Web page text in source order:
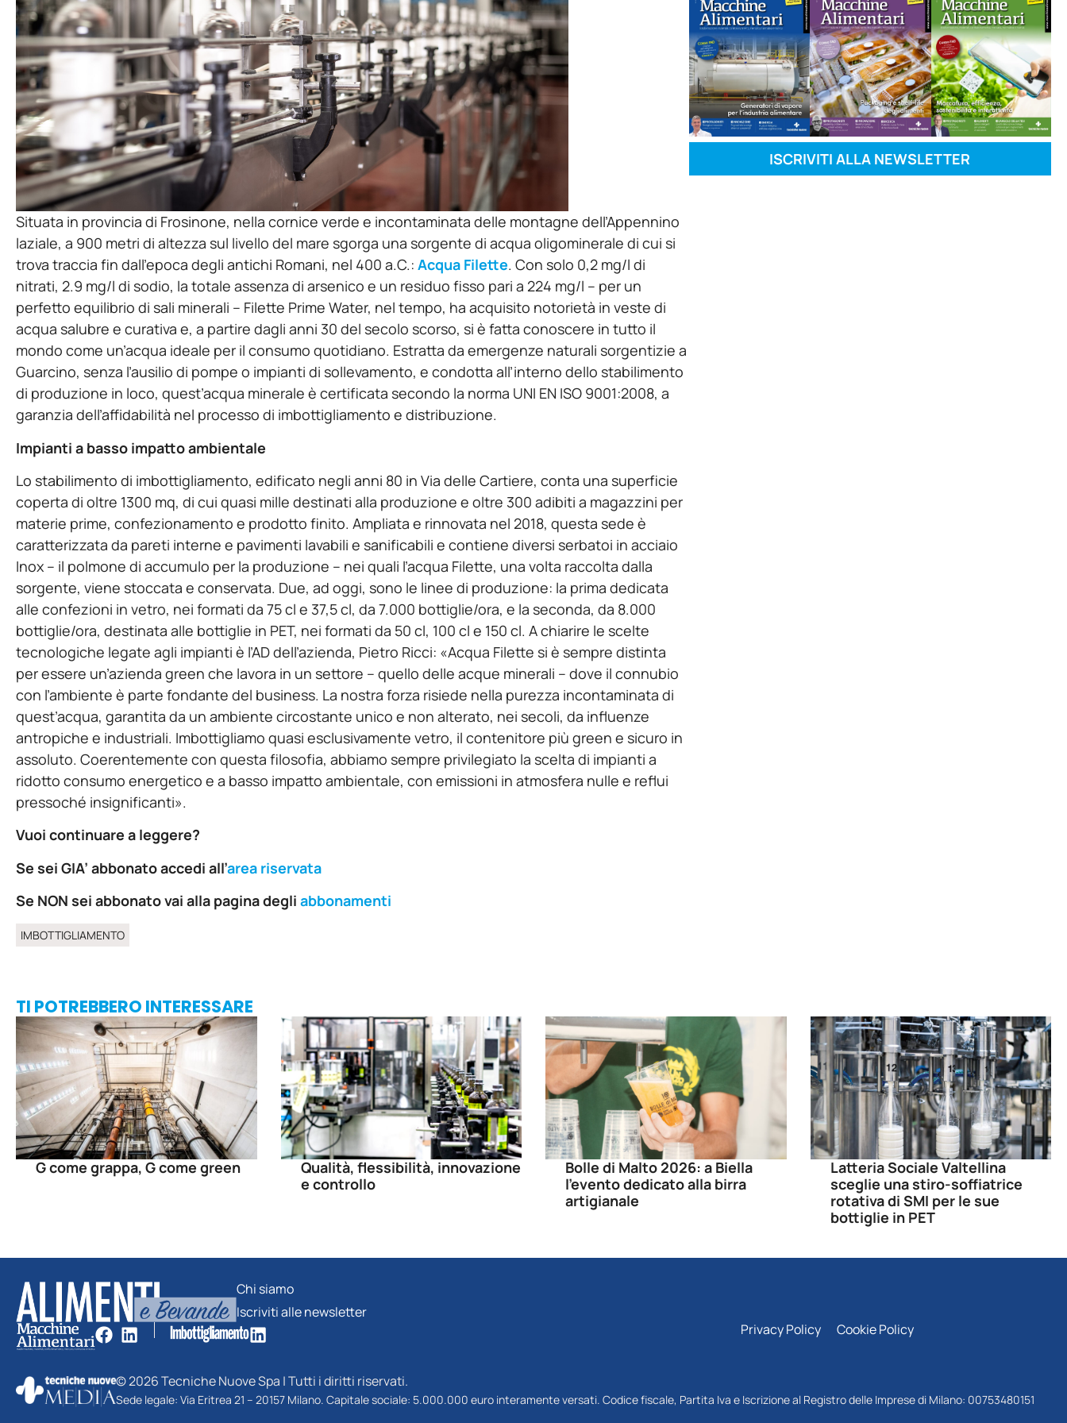
Situata in provincia di Frosinone, nella cornice verde e incontaminata delle montagne dell’Appennino
laziale, a 900 metri di altezza sul livello del mare sgorga una sorgente di acqua oligominerale di cui si
trova traccia fin dall’epoca degli antichi Romani, nel 400 a.C.: Acqua Filette. Con solo 0,2 mg/l di
nitrati, 2.9 mg/l di sodio, la totale assenza di arsenico e un residuo fisso pari a 224 mg/l – per un
perfetto equilibrio di sali minerali – Filette Prime Water, nel tempo, ha acquisito notorietà in veste di
acqua salubre e curativa e, a partire dagli anni 30 del secolo scorso, si è fatta conoscere in tutto il
mondo come un’acqua ideale per il consumo quotidiano. Estratta da emergenze naturali sorgentizie a
Guarcino, senza l’ausilio di pompe o impianti di sollevamento, e condotta all’interno dello stabilimento
di produzione in loco, quest’acqua minerale è certificata secondo la norma UNI EN ISO 9001:2008, a
garanzia dell’affidabilità nel processo di imbottigliamento e distribuzione.
Impianti a basso impatto ambientale
Lo stabilimento di imbottigliamento, edificato negli anni 80 in Via delle Cartiere, conta una superficie
coperta di oltre 1300 mq, di cui quasi mille destinati alla produzione e oltre 300 adibiti a magazzini per
materie prime, confezionamento e prodotto finito. Ampliata e rinnovata nel 2018, questa sede è
caratterizzata da pareti interne e pavimenti lavabili e sanificabili e contiene diversi serbatoi in acciaio
Inox – il polmone di accumulo per la produzione – nei quali l’acqua Filette, una volta raccolta dalla
sorgente, viene stoccata e conservata. Due, ad oggi, sono le linee di produzione: la prima dedicata
alle confezioni in vetro, nei formati da 75 cl e 37,5 cl, da 7.000 bottiglie/ora, e la seconda, da 8.000
bottiglie/ora, destinata alle bottiglie in PET, nei formati da 50 cl, 100 cl e 150 cl. A chiarire le scelte
tecnologiche legate agli impianti è l’AD dell’azienda, Pietro Ricci: «Acqua Filette si è sempre distinta
per essere un’azienda green che lavora in un settore – quello delle acque minerali – dove il connubio
con l’ambiente è parte fondante del business. La nostra forza risiede nella purezza incontaminata di
quest’acqua, garantita da un ambiente circostante unico e non alterato, nei secoli, da influenze
antropiche e industriali. Imbottigliamo quasi esclusivamente vetro, il contenitore più green e sicuro in
assoluto. Coerentemente con questa filosofia, abbiamo sempre privilegiato la scelta di impianti a
ridotto consumo energetico e a basso impatto ambientale, con emissioni in atmosfera nulle e reflui
pressoché insignificanti».
Vuoi continuare a leggere?
Se sei GIA’ abbonato accedi all’area riservata
Se NON sei abbonato vai alla pagina degli abbonamenti
IMBOTTIGLIAMENTO
ISCRIVITI ALLA NEWSLETTER
TI POTREBBERO INTERESSARE
G come grappa, G come green
Qualità, flessibilità, innovazione
e controllo
Bolle di Malto 2026: a Biella
l’evento dedicato alla birra
artigianale
Latteria Sociale Valtellina
sceglie una stiro-soffiatrice
rotativa di SMI per le sue
bottiglie in PET
Chi siamo
Iscriviti alle newsletter
Privacy Policy
Cookie Policy
© 2026 Tecniche Nuove Spa | Tutti i diritti riservati.
Sede legale: Via Eritrea 21 – 20157 Milano. Capitale sociale: 5.000.000 euro interamente versati. Codice fiscale, Partita Iva e Iscrizione al Registro delle Imprese di Milano: 00753480151